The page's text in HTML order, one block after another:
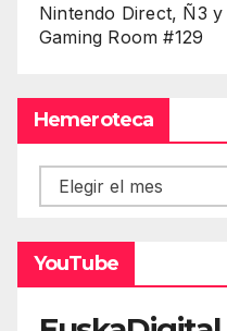
Nintendo Direct, Ñ3
Gaming Room #129
Hemeroteca
Hemeroteca
YouTube